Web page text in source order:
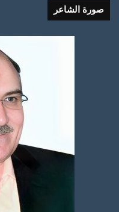
صورة الشاعر